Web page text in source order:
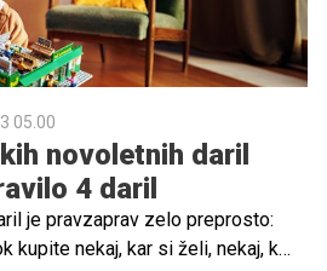
05.00
novoletnih daril
4 daril
je pravzaprav zelo preprosto:
kupite nekaj, kar si želi, nekaj, kar